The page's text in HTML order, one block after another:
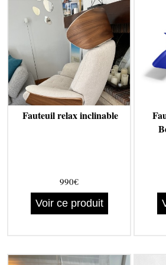
Fauteuil relax inclinable
990€
Voir ce produit